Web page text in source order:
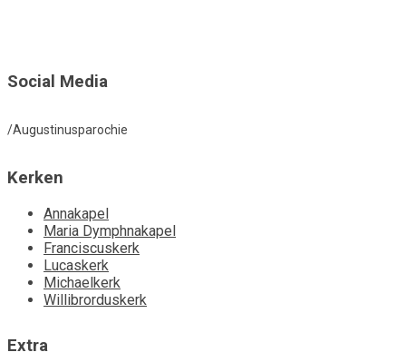
Social Media
/Augustinusparochie
Kerken
Annakapel
Maria Dymphnakapel
Franciscuskerk
Lucaskerk
Michaelkerk
Willibrorduskerk
Extra